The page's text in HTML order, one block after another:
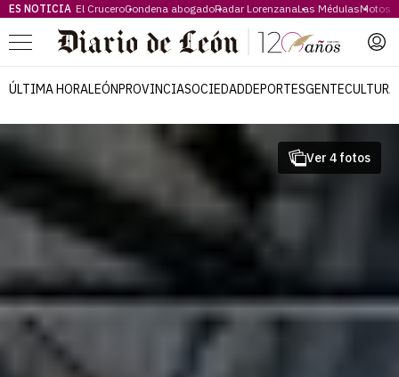
ES NOTICIA El CruceroCondena abogadoRadar LorenzanaLas MédulasMotos
Menú
ÚLTIMA HORALEÓNPROVINCIASOCIEDADDEPORTESGENTECULTURA
Ver 4 fotos